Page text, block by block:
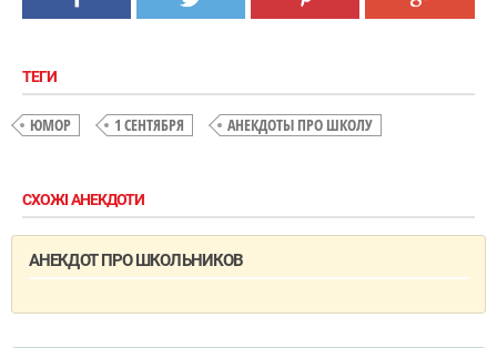
ТЕГИ
ЮМОР 1 СЕНТЯБРЯ АНЕКДОТЫ ПРО ШКОЛУ
СХОЖІ АНЕКДОТИ
АНЕКДОТ ПРО ШКОЛЬНИКОВ